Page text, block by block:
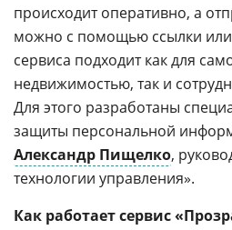
происходит оперативно, а
можно с помощью ссылки или
сервиса подходит как для
недвижимостью, так и
Для этого разработаны
защиты персональной
Александр Пищелко,
технологии управления».
Как работает сервис